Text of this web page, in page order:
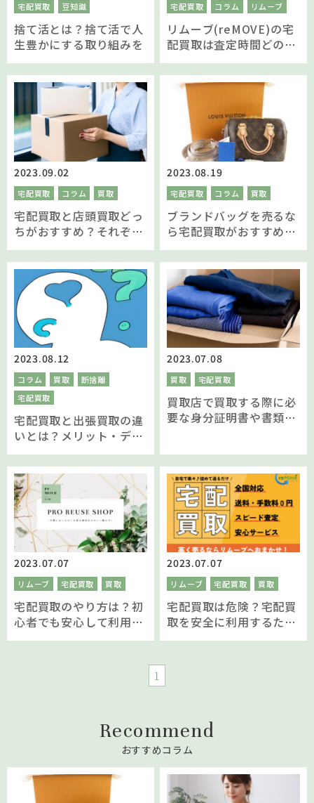
宅配買取 豆知識
捨て活とは？捨て活で人
生豊かにする取り組みを
宅配買取 コラム リムーブ
リムーブ(reMOVE)の宅
配買取は査定時間どのく
らい？
2023.09.02
宅配買取 コラム 買取
宅配買取と店頭買取どっ
ちがおすすめ？それぞれ
のサービスを比較し違い
を解説
2023.08.19
宅配買取 コラム 買取
ブランドバッグを売るな
ら宅配買取がおすすめな
理由を解説！
2023.08.12
コラム 買取
断捨離
宅配買取
宅配買取と出張買取の違
いとは？メリット・デメ
リットと買取方法を解説
2023.07.08
買取 宅配買取
買取店で買取する際に必
要な身分証明書や書類っ
2023.07.07
リムーブ 宅配買取 買取
宅配買取のやり方は？初
心者でも安心して利用す
る方法を伝授！
2023.07.07
リムーブ 宅配買取 買取
宅配買取は危険？宅配買
取を安全に利用するため
の方法とは
1
Recommend
おすすめコラム